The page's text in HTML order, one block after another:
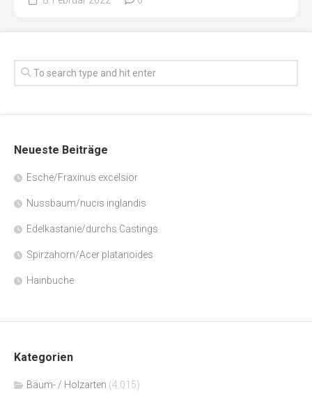
Neueste Beiträge
Esche/Fraxinus excelsior
Nussbaum/nucis inglandis
Edelkastanie/durchs Castings
Spirzahorn/Acer platanoides
Hainbuche
Kategorien
Bäum- / Holzarten (4.015)